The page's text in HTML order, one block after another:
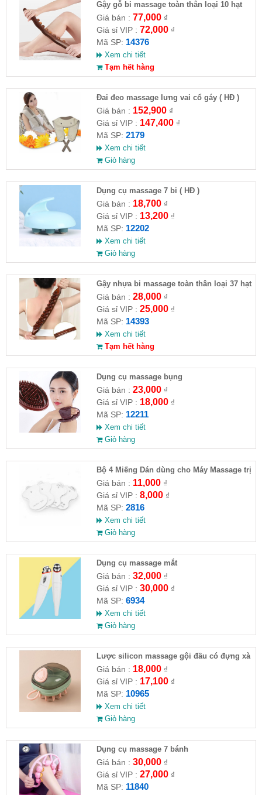
Gậy gỗ bi massage toàn thân loại 10 hạt
Giá bán : 77,000₫
Giá sỉ VIP : 72,000₫
Mã SP: 14376
Xem chi tiết
Tạm hết hàng
Đai đeo massage lưng vai cổ gáy ( HĐ )
Giá bán : 152,900₫
Giá sỉ VIP : 147,400₫
Mã SP: 2179
Xem chi tiết
Giỏ hàng
Dụng cụ massage 7 bi ( HĐ )
Giá bán : 18,700₫
Giá sỉ VIP : 13,200₫
Mã SP: 12202
Xem chi tiết
Giỏ hàng
Gậy nhựa bi massage toàn thân loại 37 hạt
Giá bán : 28,000₫
Giá sỉ VIP : 25,000₫
Mã SP: 14393
Xem chi tiết
Tạm hết hàng
Dụng cụ massage bụng
Giá bán : 23,000₫
Giá sỉ VIP : 18,000₫
Mã SP: 12211
Xem chi tiết
Giỏ hàng
Bộ 4 Miếng Dán dùng cho Máy Massage trị
liệu
Giá bán : 11,000₫
Giá sỉ VIP : 8,000₫
Mã SP: 2816
Xem chi tiết
Giỏ hàng
Dụng cụ massage mắt
Giá bán : 32,000₫
Giá sỉ VIP : 30,000₫
Mã SP: 6934
Xem chi tiết
Giỏ hàng
Lược silicon massage gội đầu có đựng xà
phòng
Giá bán : 18,000₫
Giá sỉ VIP : 17,100₫
Mã SP: 10965
Xem chi tiết
Giỏ hàng
Dụng cụ massage 7 bánh
Giá bán : 30,000₫
Giá sỉ VIP : 27,000₫
Mã SP: 11840